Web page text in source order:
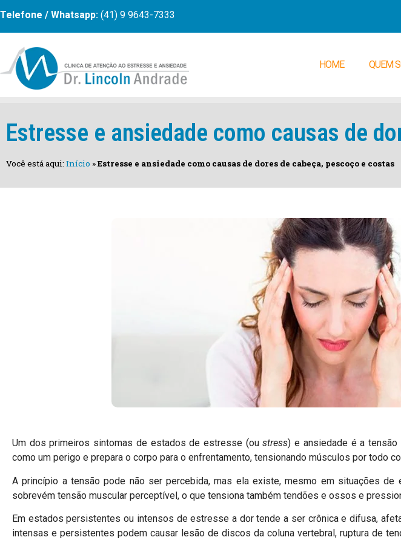
Telefone / Whatsapp: (41) 9 9643-7333
HOME QUEM
Estresse e ansiedade como causas de
Você está aqui: Início »Estresse e ansiedade como causas de dores de cabeça, pescoço e costas
Um dos primeiros sintomas de estados de estresse (oustress) e ansiedade é a
como um perigo e prepara o corpo para o enfrentamento, tensionando músculos por todo
A princípio a tensão pode não ser percebida, mas ela existe, mesmo em situações
sobrevém tensão muscular perceptível, o que tensiona também tendões e ossos e
Em estados persistentes ou intensos de estresse a dor tende a ser crônica e difusa,
intensas e persistentes podem causar lesão de discos da coluna vertebral, ruptura de